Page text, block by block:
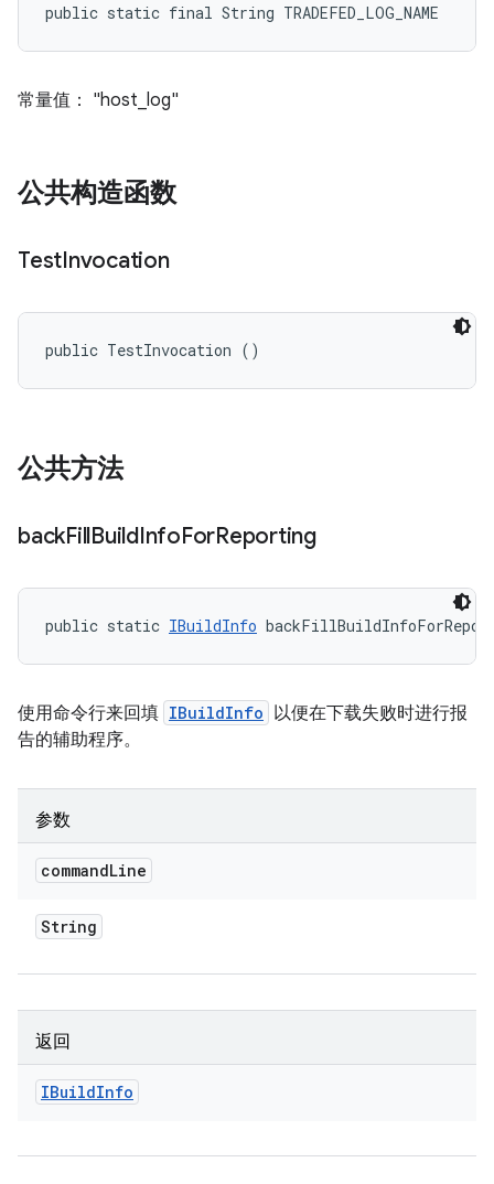
public static final String TRADEFED_LOG_NAME
常量值： "host_log"
公共构造函数
TestInvocation
public TestInvocation ()
公共方法
backFillBuildInfoForReporting
public static IBuildInfo
使用命令行来回填 IBuildInfo 以便在下载失败时进行报
告的辅助程序。
参数
commandLine
String
返回
IBuildInfo